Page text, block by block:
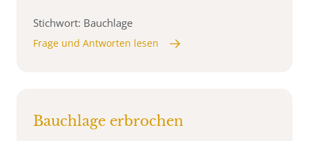
Stichwort: Bauchlage
Frage und Antworten lesen
Bauchlage erbrochen